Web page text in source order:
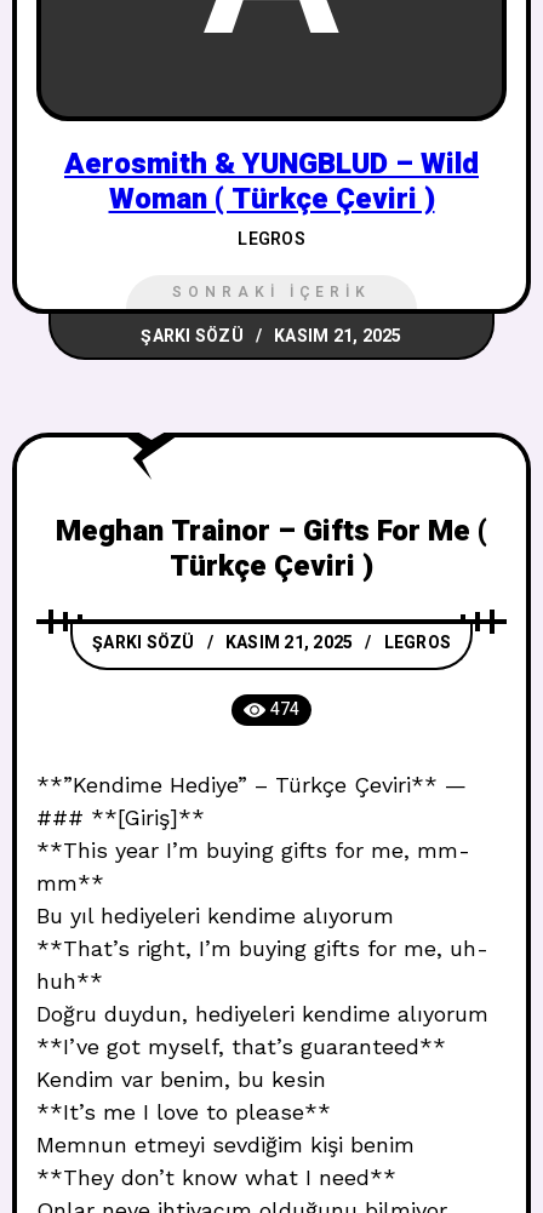
Aerosmith & YUNGBLUD – Wild
Woman ( Türkçe Çeviri )
LEGROS
SONRAKI İÇERIK
ŞARKI SÖZÜ KASIM 21, 2025
Meghan Trainor – Gifts For Me (
Türkçe Çeviri )
ŞARKI SÖZÜ KASIM 21, 2025 LEGROS
474
**”Kendime Hediye” – Türkçe Çeviri** —
### **[Giriş]**
**This year I’m buying gifts for me, mm-
mm**
Bu yıl hediyeleri kendime alıyorum
**That’s right, I’m buying gifts for me, uh-
huh**
Doğru duydun, hediyeleri kendime alıyorum
**I’ve got myself, that’s guaranteed**
Kendim var benim, bu kesin
**It’s me I love to please**
Memnun etmeyi sevdiğim kişi benim
**They don’t know what I need**